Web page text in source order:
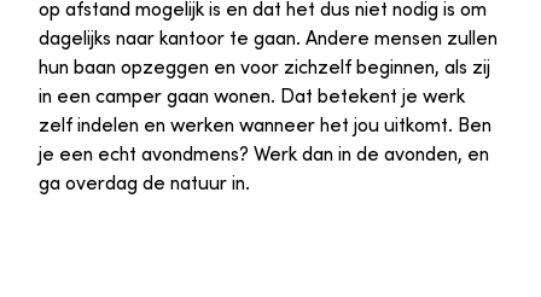
op afstand mogelijk is en dat het dus niet nodig is om
dagelijks naar kantoor te gaan. Andere mensen zullen
hun baan opzeggen en voor zichzelf beginnen, als zij
in een camper gaan wonen. Dat betekent je werk
zelf indelen en werken wanneer het jou uitkomt. Ben
je een echt avondmens? Werk dan in de avonden, en
ga overdag de natuur in.